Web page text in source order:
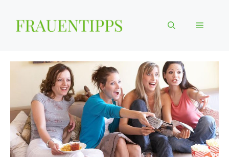
Inhalt
springen
Menü